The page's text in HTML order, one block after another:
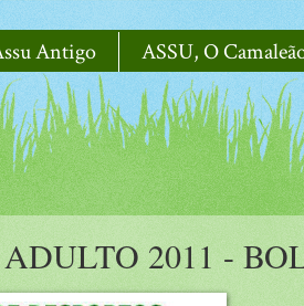
Antigo ASSU, O
2011 -